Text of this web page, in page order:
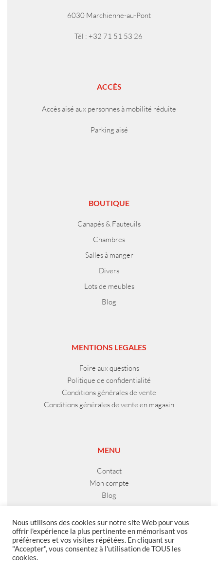
6030 Marchienne-au-Pont
Tél : +32 71 51 53 26
ACCÈS
Accès aisé aux personnes à mobilité réduite
Parking aisé
BOUTIQUE
Canapés & Fauteuils
Chambres
Salles à manger
Divers
Lots de meubles
Blog
MENTIONS LEGALES
Foire aux questions
Politique de confidentialité
Conditions générales de vente
Conditions générales de vente en magasin
MENU
Contact
Mon compte
Blog
Nous utilisons des cookies sur notre site Web pour vous
offrir l'expérience la plus pertinente en mémorisant vos
préférences et vos visites répétées. En cliquant sur
"Accepter", vous consentez à l'utilisation de TOUS les
cookies.